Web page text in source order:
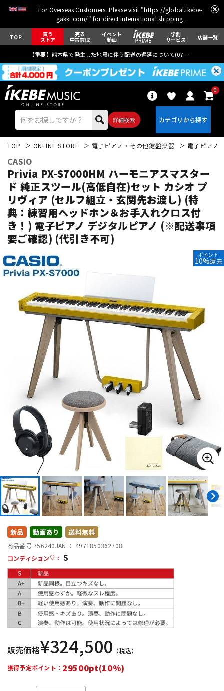
For Overseas Customers: Please visit "https://global.ikebe-
gakki.com/" for direct international shipping.
TOP 買う
ストア
売る
中古買取
イベント
動画
学割
サービス 店舗一覧
【重要】熊本県で発生した地震に伴う配送の遅延について(07月29日
詳細検索
0
エレキギター アコギ/エレアコ
ベース
ドラム パーカッション
キーボード 電子ピアノ
管楽器 その他楽器
エフェクター
DJ機器 DTM
DTM オンライン納品 レコーディング機器
配信/ライブ機器 楽器アクセサリ
中古
TOP ONLINE STORE 電子ピアノ・その他鍵盤楽器 電子ピアノ
CASIO
Privia PX-S7000HM ハーモニアスマスター
ド 純正スツール(高低自在)セット カシオ プ
リヴィア (セルフ組立・玄関先お渡し) (特
典：練習用ヘッドホン＆お手入れクロス付
き！) 電子ピアノ デジタルピアノ (※配送事項
要ご確認) (代引き不可)
ポイント
10%還元
新品 動画あり 送料無料
商品番号 756240JAN ： 4971850362708
コンディション
： S
販売価格¥324,500 （税込）
獲得予定ポイント： 29500pt(10%)